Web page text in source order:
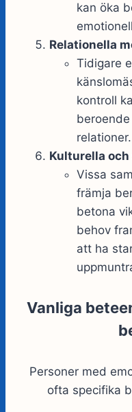
kan öka
Relationella
Tidigare
kontroll
relationer.
Kulturella
Vissa
främja
betona
behov
att ha
Vanliga
Personer med
ofta specifika